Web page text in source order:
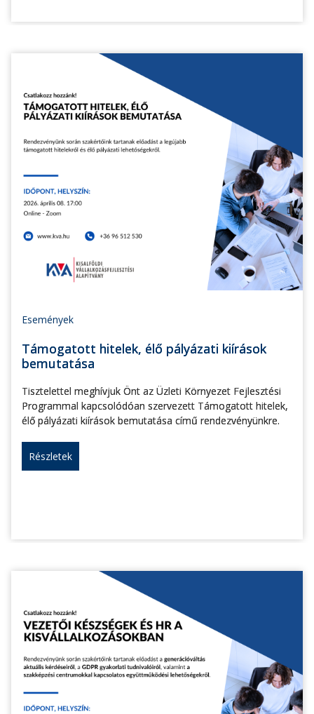
Események
Támogatott hitelek, élő pályázati kiírások
bemutatása
Tisztelettel meghívjuk Önt az Üzleti Környezet Fejlesztési
Programmal kapcsolódóan szervezett Támogatott hitelek,
élő pályázati kiírások bemutatása című rendezvényünkre.
Részletek